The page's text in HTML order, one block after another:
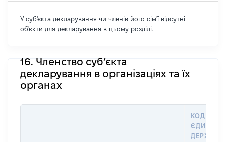
У суб'єкта декларування чи членів його сім'ї відсутні
об'єкти для декларування в цьому розділі.
16. Членство суб’єкта
декларування в організаціях та їх
органах
КОД В